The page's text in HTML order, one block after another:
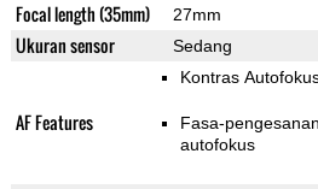
Focal length (35mm) 27mm
Ukuran sensor Sedang
AF Features
Kontras
Fasa-pengesanan
autofokus